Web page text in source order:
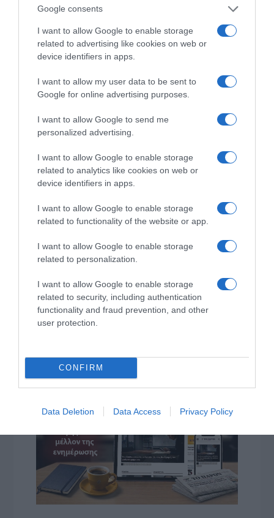
Google consents
I want to allow Google to enable storage
related to advertising like cookies on web or
device identifiers in apps.
I want to allow my user data to be sent to
Google for online advertising purposes.
I want to allow Google to send me
personalized advertising.
I want to allow Google to enable storage
related to analytics like cookies on web or
device identifiers in apps.
I want to allow Google to enable storage
related to functionality of the website or app.
I want to allow Google to enable storage
related to personalization.
I want to allow Google to enable storage
related to security, including authentication
functionality and fraud prevention, and other
user protection.
CONFIRM
Data Deletion Data Access Privacy Policy
Η διαφθορά απειλεί και τη… ζωή μας
Έκπληκτη, η κοινή γνώμη παρακολουθεί τις
με τα…